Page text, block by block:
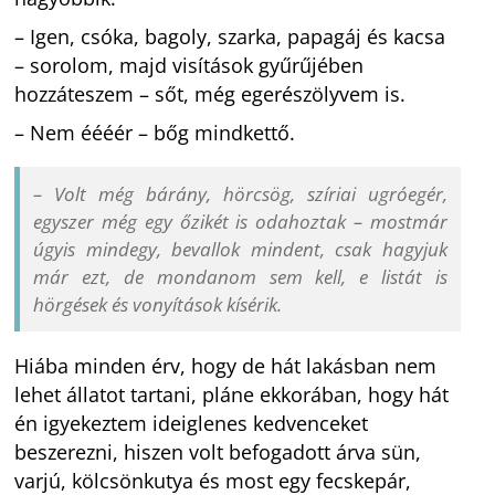
– Igen, csóka, bagoly, szarka, papagáj és kacsa
– sorolom, majd visítások gyűrűjében
hozzáteszem – sőt, még egerészölyvem is.
– Nem éééér – bőg mindkettő.
– Volt még bárány, hörcsög, szíriai ugróegér,
egyszer még egy őzikét is odahoztak – mostmár
úgyis mindegy, bevallok mindent, csak hagyjuk
már ezt, de mondanom sem kell, e listát is
hörgések és vonyítások kísérik.
Hiába minden érv, hogy de hát lakásban nem
lehet állatot tartani, pláne ekkorában, hogy hát
én igyekeztem ideiglenes kedvenceket
beszerezni, hiszen volt befogadott árva sün,
varjú, kölcsönkutya és most egy fecskepár,